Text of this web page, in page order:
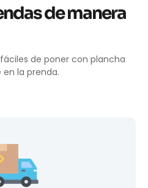
de manera
de poner con plancha
la prenda.